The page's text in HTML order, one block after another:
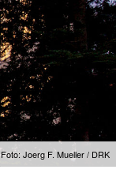
Foto: Joerg F. Mueller / DRK